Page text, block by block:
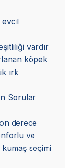
evcil
vardır.
köpek
ırk
Sorular
derece
ve
seçimi